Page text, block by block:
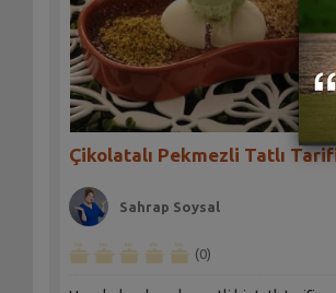
Çikolatalı Pekmezli Tatlı
Sahrap Soysal
(0)